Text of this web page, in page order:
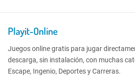
Playit-Online
Juegos online gratis para jugar
descarga, sin instalación, con muchas
Escape, Ingenio, Deportes y Carreras.